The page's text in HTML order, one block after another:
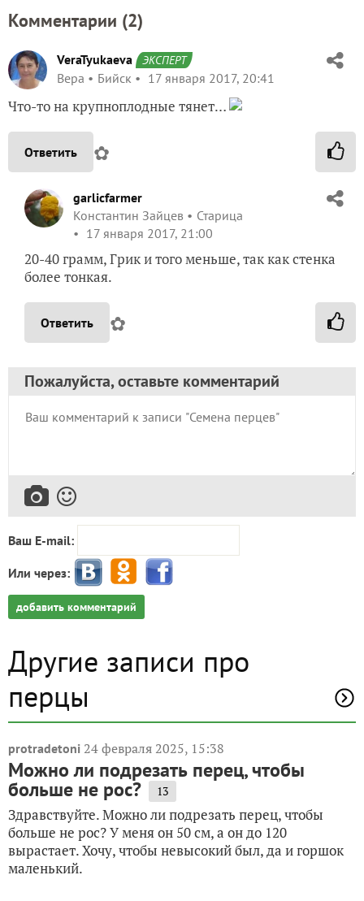
Комментарии (2)
VeraTyukaeva ЭКСПЕРТ
Вера Бийск 17 января 2017, 20:41
Что-то на крупноплодные тянет…
Ответить ✿
garlicfarmer
Константин Зайцев
Старица
17 января 2017, 21:00
20-40 грамм, Грик и того меньше, так как стенка
более тонкая.
Ответить ✿
Пожалуйста, оставьте комментарий
Ваш E-mail:
Или через:
добавить комментарий
Другие записи про
перцы
protradetoni 24 февраля 2025, 15:38
Можно ли подрезать перец, чтобы
больше не рос? 13
Здравствуйте. Можно ли подрезать перец, чтобы
больше не рос? У меня он 50 см, а он до 120
вырастает. Хочу, чтобы невысокий был, да и горшок
маленький.